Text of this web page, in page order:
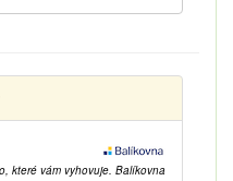
které vám vyhovuje. Balíkovna